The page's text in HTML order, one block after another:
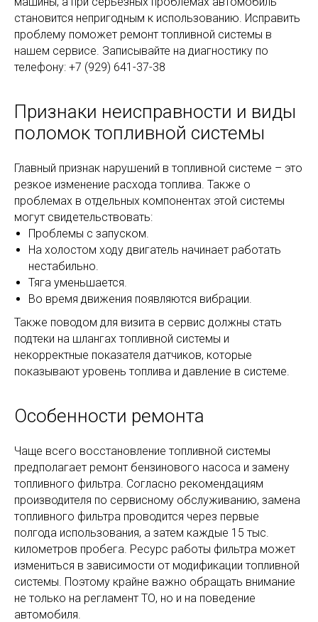
становится непригодным к использованию. Исправить
проблему поможет ремонт топливной системы в
нашем сервисе. Записывайте на диагностику по
телефону: +7 (929) 641-37-38
Признаки неисправности и виды
поломок топливной системы
Главный признак нарушений в топливной системе – это
резкое изменение расхода топлива. Также о
проблемах в отдельных компонентах этой системы
могут свидетельствовать:
Проблемы с запуском.
На холостом ходу двигатель начинает работать
нестабильно.
Тяга уменьшается.
Во время движения появляются вибрации.
Также поводом для визита в сервис должны стать
подтеки на шлангах топливной системы и
некорректные показателя датчиков, которые
показывают уровень топлива и давление в системе.
Особенности ремонта
Чаще всего восстановление топливной системы
предполагает ремонт бензинового насоса и замену
топливного фильтра. Согласно рекомендациям
производителя по сервисному обслуживанию, замена
топливного фильтра проводится через первые
полгода использования, а затем каждые 15 тыс.
километров пробега. Ресурс работы фильтра может
измениться в зависимости от модификации топливной
системы. Поэтому крайне важно обращать внимание
не только на регламент ТО, но и на поведение
автомобиля.